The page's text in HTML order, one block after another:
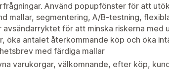
Använd popupfönster för att
mallar, segmentering, A/B-testning,
för att minska riskerna med
öka antalet återkommande köp och öka
med färdiga mallar
varukorgar, välkomnande, efter köp,